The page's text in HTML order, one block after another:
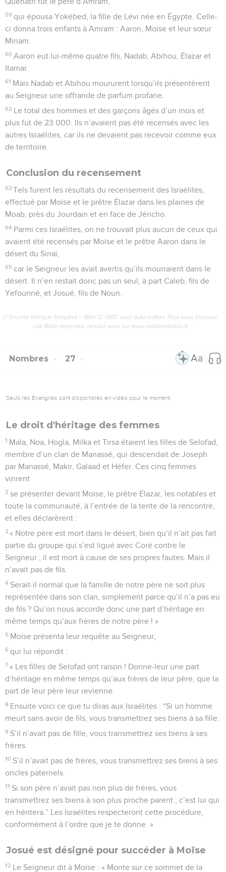
59 qui épousa Yokébed, la fille de Lévi née en Égypte. Celle-
ci donna trois enfants à Amram : Aaron, Moïse et leur sœur
Miriam.
60 Aaron eut lui-même quatre fils, Nadab, Abihou, Élazar et
Itamar.
61 Mais Nadab et Abihou moururent lorsqu’ils présentèrent
au Seigneur une offrande de parfum profane.
62 Le total des hommes et des garçons âgés d’un mois et
plus fut de 23 000. Ils n’avaient pas été recensés avec les
autres Israélites, car ils ne devaient pas recevoir comme eux
de territoire.
Conclusion du recensement
63 Tels furent les résultats du recensement des Israélites,
effectué par Moïse et le prêtre Élazar dans les plaines de
Moab, près du Jourdain et en face de Jéricho.
64 Parmi ces Israélites, on ne trouvait plus aucun de ceux qui
avaient été recensés par Moïse et le prêtre Aaron dans le
désert du Sinaï,
65 car le Seigneur les avait avertis qu’ils mourraient dans le
désert. Il n’en restait donc pas un seul, à part Caleb, fils de
Yefounné, et Josué, fils de Noun.
© Société biblique française – Bibli’O, 1997, avec autorisation. Pour vous procurer
une Bible imprimée, rendez-vous sur www.editionsbiblio.fr
Nombres 27
Seuls les Évangiles sont disponibles en vidéo pour le moment.
Le droit d'héritage des femmes
1 Mala, Noa, Hogla, Milka et Tirsa étaient les filles de Selofad,
membre d’un clan de Manassé, qui descendait de Joseph
par Manassé, Makir, Galaad et Héfer. Ces cinq femmes
vinrent
2 se présenter devant Moïse, le prêtre Élazar, les notables et
toute la communauté, à l’entrée de la tente de la rencontre,
et elles déclarèrent :
3 « Notre père est mort dans le désert, bien qu’il n’ait pas fait
partie du groupe qui s’est ligué avec Coré contre le
Seigneur ; il est mort à cause de ses propres fautes. Mais il
n’avait pas de fils.
4 Serait-il normal que la famille de notre père ne soit plus
représentée dans son clan, simplement parce qu’il n’a pas eu
de fils ? Qu’on nous accorde donc une part d’héritage en
même temps qu’aux frères de notre père ! »
5 Moïse présenta leur requête au Seigneur,
6 qui lui répondit :
7 « Les filles de Selofad ont raison ! Donne-leur une part
d’héritage en même temps qu’aux frères de leur père, que la
part de leur père leur revienne.
8 Ensuite voici ce que tu diras aux Israélites : “Si un homme
meurt sans avoir de fils, vous transmettrez ses biens à sa fille.
9 S’il n’avait pas de fille, vous transmettrez ses biens à ses
frères.
10 S’il n’avait pas de frères, vous transmettrez ses biens à ses
oncles paternels.
11 Si son père n’avait pas non plus de frères, vous
transmettrez ses biens à son plus proche parent ; c’est lui qui
en héritera.” Les Israélites respecteront cette procédure,
conformément à l’ordre que je te donne. »
Josué est désigné pour succéder à Moïse
12 Le Seigneur dit à Moïse : « Monte sur ce sommet de la